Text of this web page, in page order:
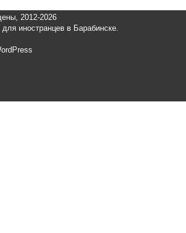
2012-2026
иностранцев в Барабинске.